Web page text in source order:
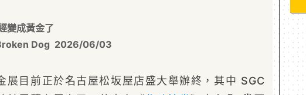
變成黃金了
Dog 2026/06/03
展目前正於名古屋松坂屋店盛大舉辦終，其中 SGC